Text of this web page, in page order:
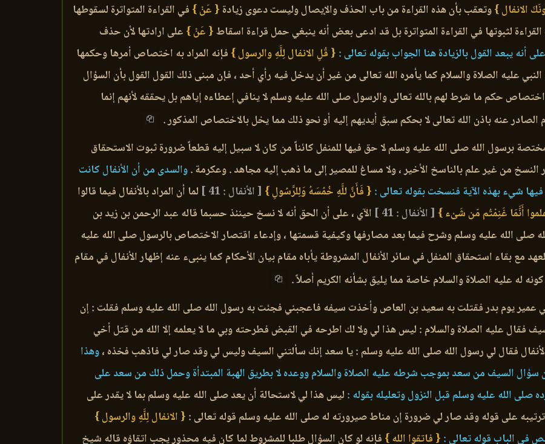
الانفال }وتعقب بأن هذه القراءة من باب الحذف والإيصال وليست دعوى زيادة { عَنْ } في القراءة المتواترة لسقوطها
لثبوتها في القراءة المتواترة بل قد ادعى بعض أنه ينبغي حمل قراءة اسقاط{ عَنْ } على ارادتها لأن حذف
على أنه يبعد القول بالزيادة هنا الجواب بقوله تعالى : { قُلِ الانفال لِلَّهِ والرسول } فإنه المراد به اختصاص أمرها وحكمها
عليه الصلاة والسلام كما يأمره الله تعالى من غير أن يدخل فيه رأي أحد ، فإن مبنى ذلك القول القول بأن السؤال
حكم ما شرط لهم بالله تعالى والرسول صلى الله عليه وسلم لا ينافي إعطاءه إياهم بل يحققه لأنهم إنما
عنه باذن الله تعالى لا بحكم سبق أيديهم إليه أو نحو ذلك مما يخل بالاختصاص المذكور .
برسول الله صلى الله عليه وسلم لا حق فيها للمنفل كائناً من كان لا سبيل إليه قطعاً ضرورة ثبوت الاستحقاق
النسخ من غير علم بالناسخ الأخير ، ولا مساغ للمصير إلى ما ذهب إليه مجاهد . وعكرمة .والسدى من أن الأنفال كانت
شيء بهذه الآية فنسخت بقوله تعالى : { فَأَنَّ للَّهِ خُمُسَهُ وَلِلرَّسُولِ } [ الأنفال : 41 ]
لما أن المراد بالأنفال فيما قالوا
أَنَّمَا غَنِمْتُم مّن شَىْء } [ الأنفال : 41 ]
الآي ، على أن الحق أنه لا نسخ حينئذ حسبما قاله عبد الرحمن بن زيد بن
صلى الله عليه وسلم وشرح فيما بعد مصارفها وكيفية قسمتها ، وإدعاء اقتصار الاختصاص بالرسول صلى الله عليه
مع بقاء استحقاق المنفل في سائر الأنفال المشروطة يأباه مقام بيان الأحكام كما ينبىء عنه إظهار الأنفال في مقام
له عليه الصلاة والسلام خاصة مما يليق بشأنه الكريم أصلاً .
عمير يوم بدر فقتلت به سعيد بن العاص وأخذت سيفه فاعجبني فجئت به رسول الله صلى الله عليه وسلم فقلت : إن
عليه الصلاة والسلام : ليس هذا لي ولا لك اطرحه في القبض فطرحته وبي ما لا يعلمه إلا الله من قتل أخي
فقال لي رسول الله صلى الله عليه وسلم : يا سعد إنك سألتني السيف وليس لي وقد صار لي فاذهب فخذه ،وهذا
سؤال السيف من سعد بموجب شرطه عليه الصلاة والسلام ووعده لا بطريق الهبة المبتدأة وحمل ذلك من سعد على
الله عليه وسلم قبل النزول وتعليله بقوله : ليس هذا لي لاستحالة أن يعد صلى الله عليه وسلم بما لا يقدر على
على قوله وقد صار لي ضرورة إن مناط صيرورته له صلى الله عليه وسلم قوله تعالى : { الانفال لِلَّهِ والرسول }
في الباب قوله تعالى : { فاتقوا الله } فإنه لو كان السؤال طلبا للمشروط لما كان فيه محذور يجب اتقاؤه قاله شيخ